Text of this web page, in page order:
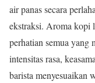
air panas secara
ekstraksi. Aroma kopi
perhatian semua yang
intensitas rasa,
barista menyesuaikan